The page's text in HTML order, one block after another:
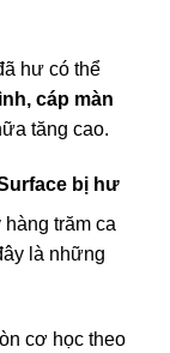
hư có thể
cáp màn
tăng cao.
bị hư
trăm ca
là những
cơ học theo